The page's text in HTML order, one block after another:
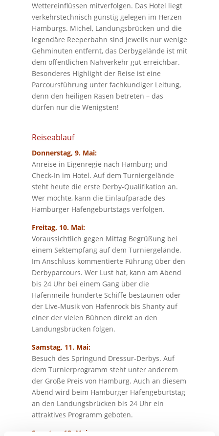
Wettereinflüssen mitverfolgen. Das Hotel liegt
verkehrstechnisch günstig gelegen im Herzen
Hamburgs. Michel, Landungsbrücken und die
legendäre Reeperbahn sind jeweils nur wenige
Gehminuten entfernt, das Derbygelände ist mit
dem öffentlichen Nahverkehr gut erreichbar.
Besonderes Highlight der Reise ist eine
Parcoursführung unter fachkundiger Leitung,
denn den heiligen Rasen betreten – das
dürfen nur die Wenigsten!
Reiseablauf
Donnerstag, 9. Mai:
Anreise in Eigenregie nach Hamburg und
Check-In im Hotel. Auf dem Turniergelände
steht heute die erste Derby-Qualifikation an.
Wer möchte, kann die Einlaufparade des
Hamburger Hafengeburtstags verfolgen.
Freitag, 10. Mai:
Voraussichtlich gegen Mittag Begrüßung bei
einem Sektempfang auf dem Turniergelände.
Im Anschluss kommentierte Führung über den
Derbyparcours. Wer Lust hat, kann am Abend
bis 24 Uhr bei einem Gang über die
Hafenmeile hunderte Schiffe bestaunen oder
der Live-Musik von Hafenrock bis Shanty auf
einer der vielen Bühnen direkt an den
Landungsbrücken folgen.
Samstag, 11. Mai:
Besuch des Springund Dressur-Derbys. Auf
dem Turnierprogramm steht unter anderem
der Große Preis von Hamburg. Auch an diesem
Abend wird beim Hamburger Hafengeburtstag
an den Landungsbrücken bis 24 Uhr ein
attraktives Programm geboten.
Sonntag, 12. Mai: